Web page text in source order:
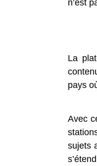
n’est
La
pays
Avec
sujets